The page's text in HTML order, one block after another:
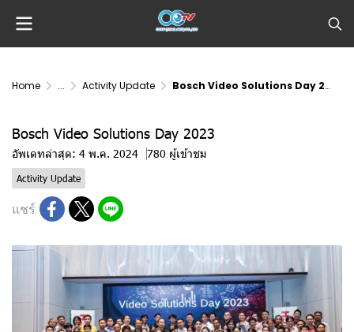
Home ... Activity Update Bosch Video Solutions Day 2023
Bosch Video Solutions Day 2023
อัพเดทล่าสุด: 4 พ.ค. 2024 780 ผู้เข้าชม
Activity Update
แชร์